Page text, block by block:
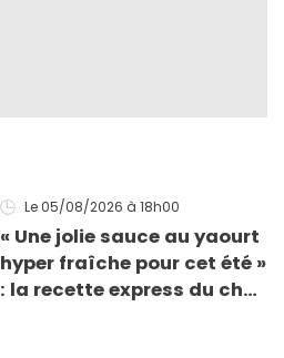
Le 05/08/2026 à 18h00
« Une jolie sauce au yaourt
hyper fraîche pour cet été »
: la recette express du chef